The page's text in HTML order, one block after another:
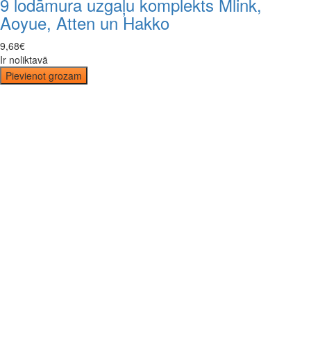
Aoyue, Atten un Hakko
9,68€
Ir noliktavā
Pievienot grozam